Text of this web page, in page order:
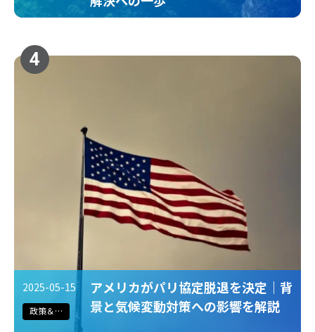
4
2025-05-15
政策＆法規制
アメリカがパリ協定脱退を決定｜背
景と気候変動対策への影響を解説